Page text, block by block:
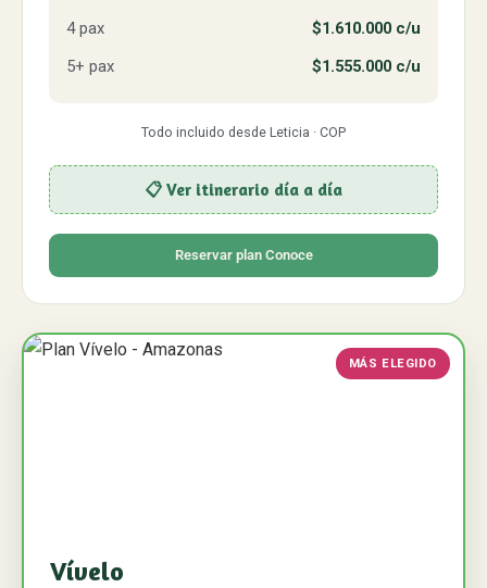
4 pax
$1.610.000 c/u
5+ pax
$1.555.000 c/u
Todo incluido desde Leticia · COP
📋 Ver itinerario día a día
Reservar plan Conoce
MÁS ELEGIDO
Vívelo